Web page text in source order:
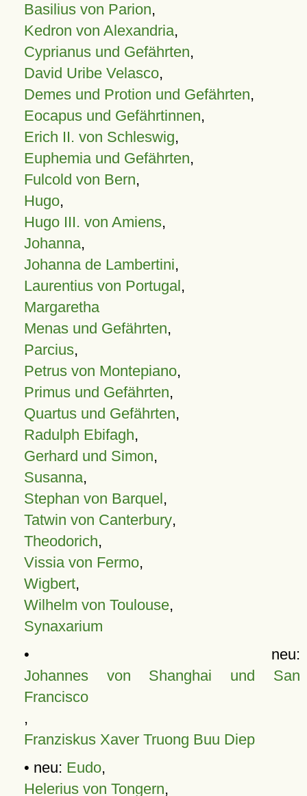
Basilius von Parion,
Kedron von Alexandria,
Cyprianus und Gefährten,
David Uribe Velasco,
Demes und Protion und Gefährten,
Eocapus und Gefährtinnen,
Erich II. von Schleswig,
Euphemia und Gefährten,
Fulcold von Bern,
Hugo,
Hugo III. von Amiens,
Johanna,
Johanna de Lambertini,
Laurentius von Portugal,
Margaretha
Menas und Gefährten,
Parcius,
Petrus von Montepiano,
Primus und Gefährten,
Quartus und Gefährten,
Radulph Ebifagh,
Gerhard und Simon,
Susanna,
Stephan von Barquel,
Tatwin von Canterbury,
Theodorich,
Vissia von Fermo,
Wigbert,
Wilhelm von Toulouse,
Synaxarium
• neu:
Johannes von Shanghai und San
Francisco
,
Franziskus Xaver Truong Buu Diep
• neu: Eudo,
Helerius von Tongern,